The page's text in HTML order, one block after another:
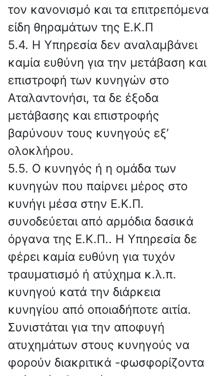
τον κανονισμό και τα επιτρεπόμενα
είδη θηραμάτων της Ε.Κ.Π
5.4. Η Υπηρεσία δεν αναλαμβάνει
καμία ευθύνη για την μετάβαση και
επιστροφή των κυνηγών στο
Αταλαντονήσι, τα δε έξοδα
μετάβασης και επιστροφής
βαρύνουν τους κυνηγούς εξ’
ολοκλήρου.
5.5. Ο κυνηγός ή η ομάδα των
κυνηγών που παίρνει μέρος στο
κυνήγι μέσα στην Ε.Κ.Π.
συνοδεύεται από αρμόδια δασικά
όργανα της Ε.Κ.Π.. Η Υπηρεσία δε
φέρει καμία ευθύνη για τυχόν
τραυματισμό ή ατύχημα κ.λ.π.
κυνηγού κατά την διάρκεια
κυνηγίου από οποιαδήποτε αιτία.
Συνιστάται για την αποφυγή
ατυχημάτων στους κυνηγούς να
φορούν διακριτικά -φωσφορίζοντα